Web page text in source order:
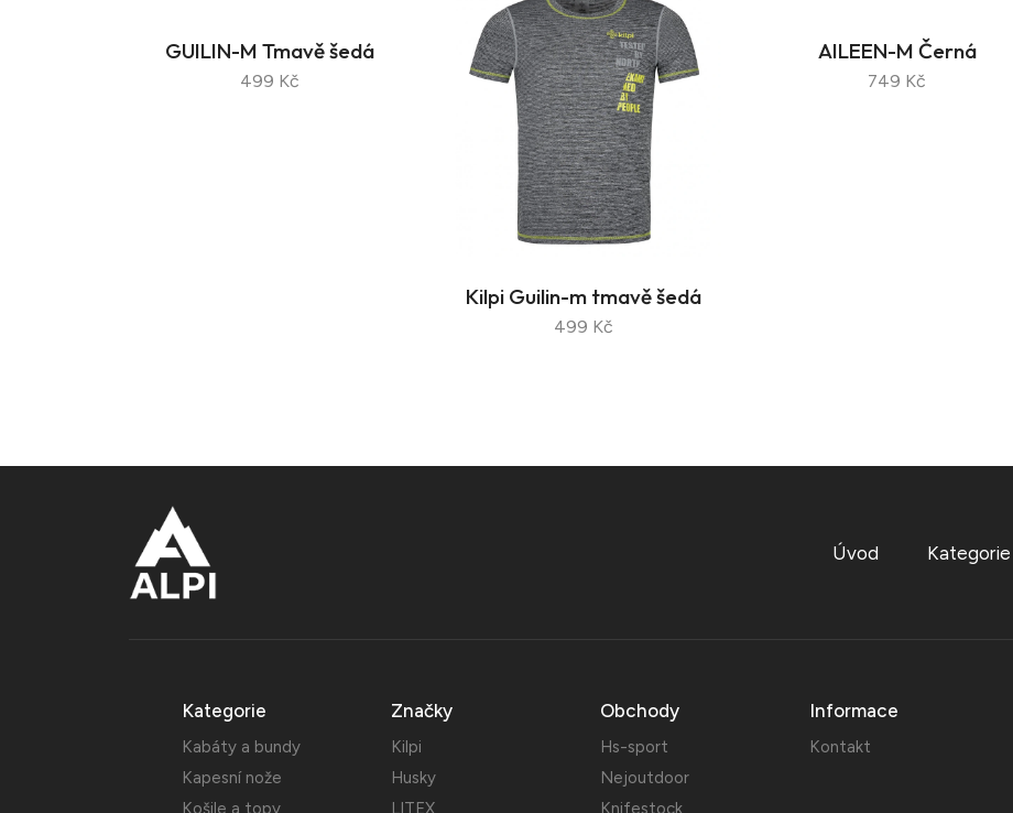
GUILIN-M Tmavě šedá
499 Kč
Kilpi Guilin-m tmavě šedá
499 Kč
AILEEN-M Černá
749 Kč
Úvod Kategorie
Kategorie
Kabáty a bundy
Kapesní nože
Košile a topy
Značky
Kilpi
Husky
LITEX
Obchody
Hs-sport
Nejoutdoor
Knifestock
Informace
Kontakt